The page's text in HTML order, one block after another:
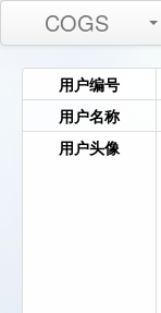
COGS
用户编号
用户名称
用户头像